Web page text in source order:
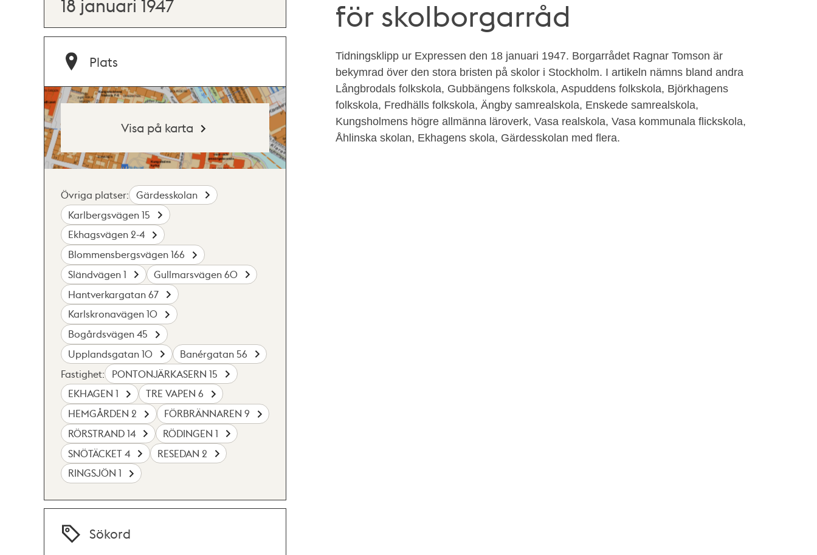
för skolborgarråd
Tidningsklipp ur Expressen den 18 januari 1947. Borgarrådet Ragnar Tomson är
bekymrad över den stora bristen på skolor i Stockholm. I artikeln nämns bland andra
Långbrodals folkskola, Gubbängens folkskola, Aspuddens folkskola, Björkhagens
folkskola, Fredhälls folkskola, Ängby samrealskola, Enskede samrealskola,
Kungsholmens högre allmänna läroverk, Vasa realskola, Vasa kommunala flickskola,
Åhlinska skolan, Ekhagens skola, Gärdesskolan med flera.
18 januari 1947
Plats
Visa på karta
Övriga platser:
Gärdesskolan
Karlbergsvägen 15
Ekhagsvägen 2-4
Blommensbergsvägen 166
Sländvägen 1
Gullmarsvägen 60
Hantverkargatan 67
Karlskronavägen 10
Bogårdsvägen 45
Upplandsgatan 10
Banérgatan 56
Fastighet:
PONTONJÄRKASERN 15
EKHAGEN 1
TRE VAPEN 6
HEMGÅRDEN 2
FÖRBRÄNNAREN 9
RÖRSTRAND 14
RÖDINGEN 1
SNÖTÄCKET 4
RESEDAN 2
RINGSJÖN 1
Sökord